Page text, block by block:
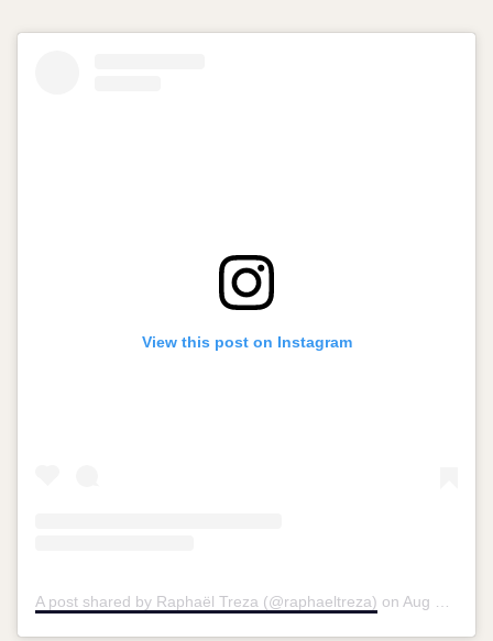
View this post on Instagram
A post shared by Raphaël Treza (@raphaeltreza) on Aug 31, 2015 at 1:22pm PDT